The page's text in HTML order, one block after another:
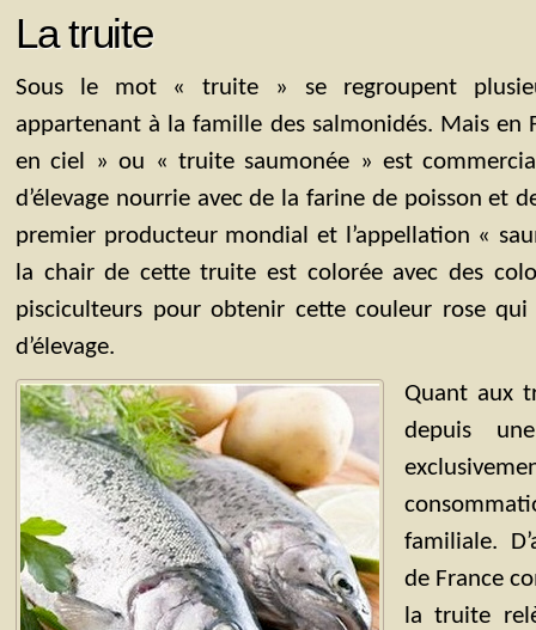
La truite
Sous le mot « truite » se regroupent
appartenant à la famille des salmonidés. Mais en
en ciel » ou « truite saumonée » est
d’élevage nourrie avec de la farine de poisson et
premier producteur mondial et l’appellation «
la chair de cette truite est colorée avec des
pisciculteurs pour obtenir cette couleur rose
d’élevage.
Quant aux
depuis
familiale.
de France
la truite